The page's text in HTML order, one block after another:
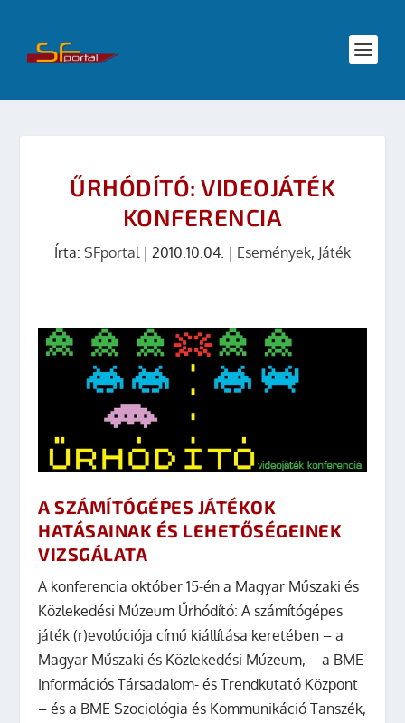
ŰRHÓDÍTÓ: VIDEOJÁTÉK
KONFERENCIA
Írta: SFportal| 2010.10.04. | Események, Játék
A SZÁMÍTÓGÉPES JÁTÉKOK
HATÁSAINAK ÉS LEHETŐSÉGEINEK
VIZSGÁLATA
A konferencia október 15-én a Magyar Műszaki és
Közlekedési Múzeum Űrhódító: A számítógépes
játék (r)evolúciója című kiállítása keretében – a
Magyar Műszaki és Közlekedési Múzeum, – a BME
Információs Társadalom- és Trendkutató Központ
– és a BME Szociológia és Kommunikáció Tanszék,